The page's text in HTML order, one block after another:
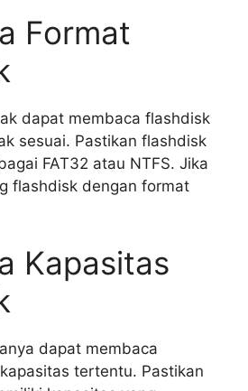
Format
dapat membaca flashdisk
sesuai. Pastikan flashdisk
FAT32 atau NTFS. Jika
flashdisk dengan format
Kapasitas
dapat membaca
tertentu. Pastikan